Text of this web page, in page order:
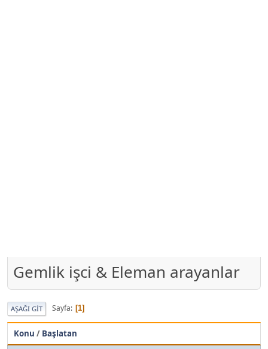
Gemlik işci & Eleman arayanlar
AŞAĞI GIT Sayfa 1
Konu / Başlatan